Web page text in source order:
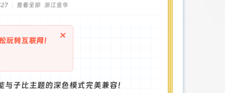
查看全部 浙江金华
转互联网！ ×
子比主题的深色模式完美兼容！